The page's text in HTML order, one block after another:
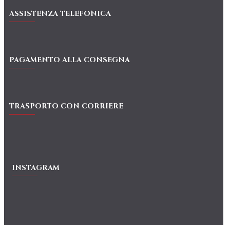
ASSISTENZA TELEFONICA
PAGAMENTO ALLA CONSEGNA
TRASPORTO CON CORRIERE
INSTAGRAM